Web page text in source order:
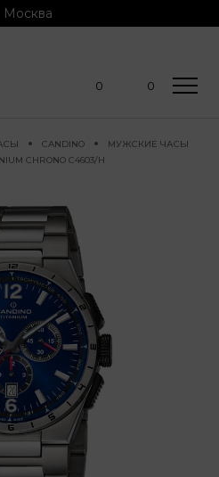
Москва
0 0
CANDINO
МУЖСКИЕ ЧАСЫ
CHRONO C4603/H